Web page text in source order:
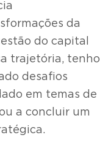
da
do capital
trajetória, tenho
desafios
em temas de
a concluir um